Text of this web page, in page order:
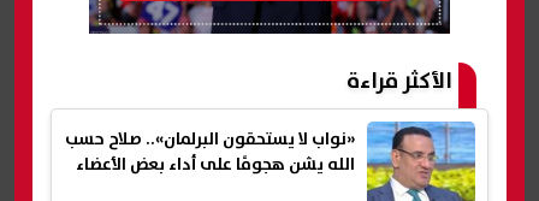
الأكثر قراءة
«نواب لا يستحقون البرلمان».. صلاح حسب
الله يشن هجومًا على أداء بعض الأعضاء